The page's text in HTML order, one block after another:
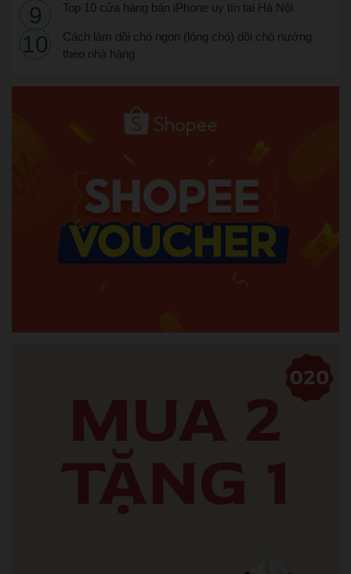
Top 10 cửa hàng bán iPhone uy tín tại Hà Nội
Cách làm dồi chó ngon (lòng chó) dồi chó nướng
theo nhà hàng